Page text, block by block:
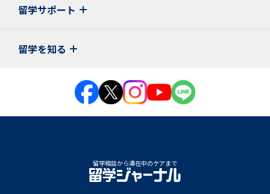
留学サポート
留学を知る
留学相談から滞在中のケアまで